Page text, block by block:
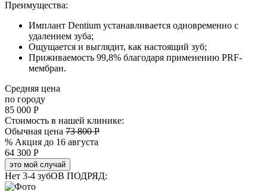
Преимущества:
Имплант Dentium устанавливается одновременно с
удалением зуба;
Ощущается и выглядит, как настоящий зуб;
Приживаемость 99,8% благодаря применению PRF-
мембран.
Средняя цена
по городу
85 000 Р
Стоимость в нашей клинике:
Обычная цена 73 800 Р
% Акция до 16 августа
64 300 Р
это мой случай
Нет 3-4 зубОВ ПОДРЯД: